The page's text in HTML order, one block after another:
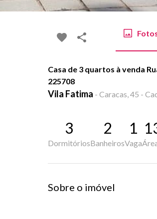
Casa de 3 quartos à venda
225708
Vila Fatima - Caracas, 45 -
3
Dormitórios
2
Banheiros
1
Vaga
Sobre o imóvel